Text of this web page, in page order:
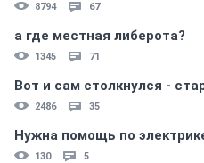
8794 67
а где местная либерота?
1345 71
Вот и сам столкнулся -
2486 35
Нужна помощь по
130 5